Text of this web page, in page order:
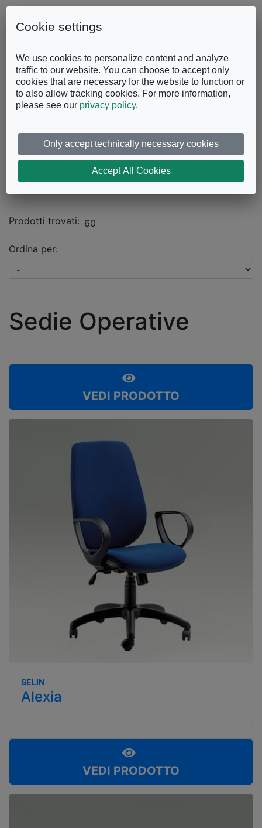
Skip to content
FacebookInstagramYouTube
Catalogo
UFFICIO Sedie Operative
Prodotti trovati: 60
Ordina per:
Sedie Operative
VEDI PRODOTTO
SELIN
Alexia
VEDI PRODOTTO
Cookie settings
We use cookies to personalize content and analyze
traffic to our website. You can choose to accept only
cookies that are necessary for the website to function or
to also allow tracking cookies. For more information,
please see our privacy policy.
Only accept technically necessary cookies
Accept All Cookies